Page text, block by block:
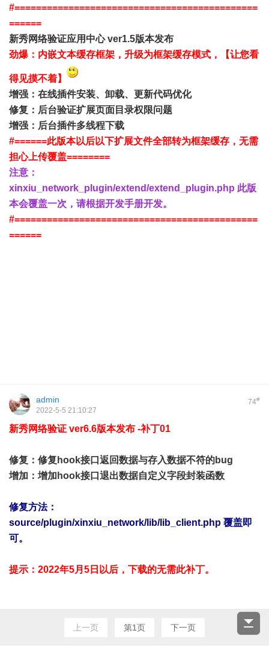
#=============================================
======
新秀网络验证应用中心 ver1.5版本发布
劲爆：内嵌文本缓存框架，升级为框架缓存模式，【让您看
得见摸不着】
增强：在线插件安装、卸载、更新代码优化
修复：后台验证扩展页面 目录权限问题
增强：后台插件多线程下载
#======此版本以后以下扩展文件全部转为框架缓存，无需
担心上传覆盖========
注意：
xinxiu_network_plugin/extend/extend_plugin.php 此版
本会覆盖一次 ，请根据开发手册开发。
#=============================================
======
74#
admin
2022-5-5 21:10:27
新秀网络验证 ver6.6版本发布 -补丁01
修复：修复hook接口返回数据与存入数据不符的bug
增加：增加hook接口退出数据自定义字段封装函数
修复方法：
source/plugin/xinxiu_network/lib/lib_client.php 覆盖即
可。
提示：2022年5月5日以后，下载的无需此补丁。
上一页 第1页 下一页